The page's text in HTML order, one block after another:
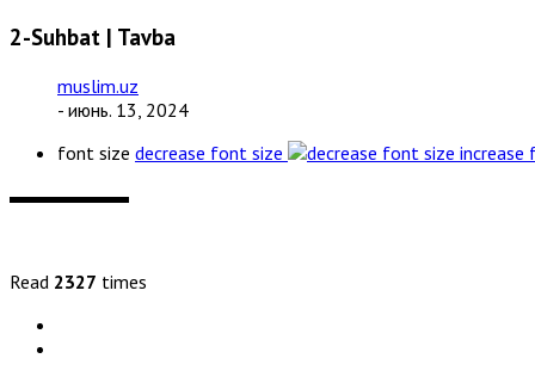
2-Suhbat | Tavba
muslim.uz
- июнь. 13, 2024
font size decrease font size increase
Read 2327 times